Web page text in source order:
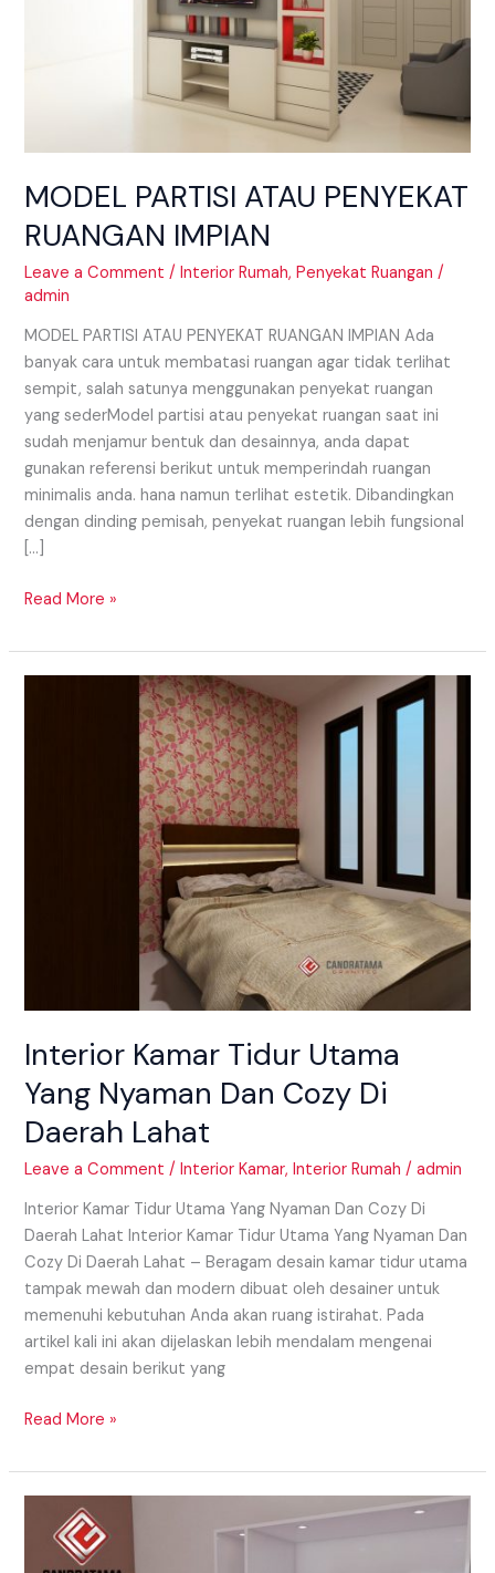
MODEL PARTISI ATAU PENYEKAT
RUANGAN IMPIAN
Leave a Comment /Interior Rumah,Penyekat Ruangan /
admin
MODEL PARTISI ATAU PENYEKAT RUANGAN IMPIAN Ada
banyak cara untuk membatasi ruangan agar tidak terlihat
sempit, salah satunya menggunakan penyekat ruangan
yang sederModel partisi atau penyekat ruangan saat ini
sudah menjamur bentuk dan desainnya, anda dapat
gunakan referensi berikut untuk memperindah ruangan
minimalis anda. hana namun terlihat estetik. Dibandingkan
dengan dinding pemisah, penyekat ruangan lebih fungsional
[…]
Read More »
Interior Kamar Tidur Utama
Yang Nyaman Dan Cozy Di
Daerah Lahat
Leave a Comment /Interior Kamar,Interior Rumah /admin
Interior Kamar Tidur Utama Yang Nyaman Dan Cozy Di
Daerah Lahat Interior Kamar Tidur Utama Yang Nyaman Dan
Cozy Di Daerah Lahat – Beragam desain kamar tidur utama
tampak mewah dan modern dibuat oleh desainer untuk
memenuhi kebutuhan Anda akan ruang istirahat. Pada
artikel kali ini akan dijelaskan lebih mendalam mengenai
empat desain berikut yang
Read More »
Interior
Kamar
Daerah